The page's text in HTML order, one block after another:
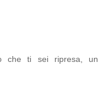
che ti sei ripresa, un